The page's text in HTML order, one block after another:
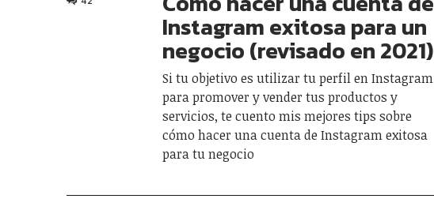
Instagram exitosa para un
negocio (revisado en 2021)
Si tu objetivo es utilizar tu perfil en Instagram
para promover y vender tus productos y
servicios, te cuento mis mejores tips sobre
cómo hacer una cuenta de Instagram exitosa
para tu negocio